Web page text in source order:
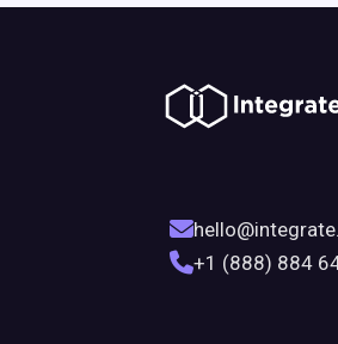
+1 (888) 884